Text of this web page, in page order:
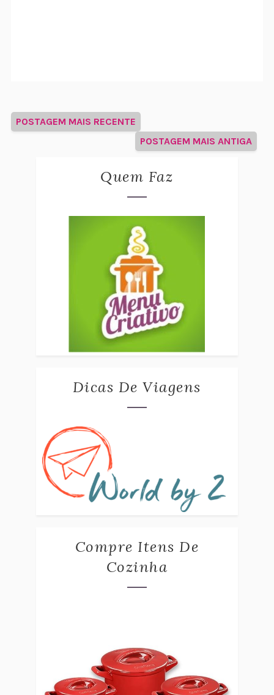
POSTAGEM MAIS RECENTE
POSTAGEM MAIS ANTIGA
Quem Faz
Dicas De Viagens
Compre Itens De
Cozinha